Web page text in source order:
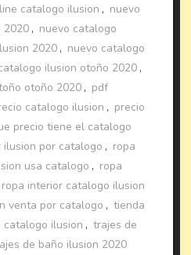
catalogo ilusion , nuevo
2020 , nuevo catalogo
2020 , nuevo catalogo
ilusion otoño 2020 ,
otoño 2020 , pdf
catalogo ilusion , precio
precio tiene el catalogo
ilusion por catalogo , ropa
usa catalogo , ropa
ropa interior catalogo ilusion
venta por catalogo , tienda
catalogo ilusion , trajes de
de baño ilusion 2020